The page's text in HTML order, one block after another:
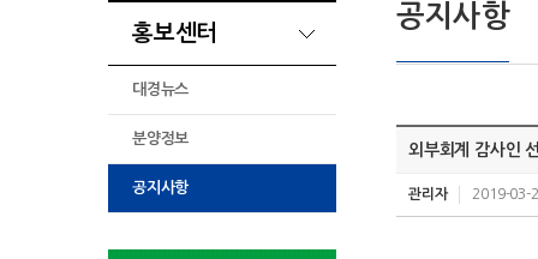
홍보센터
대경뉴스
분양정보
공지사항
공지사항
외부회계 감사인
관리자 2019-03-